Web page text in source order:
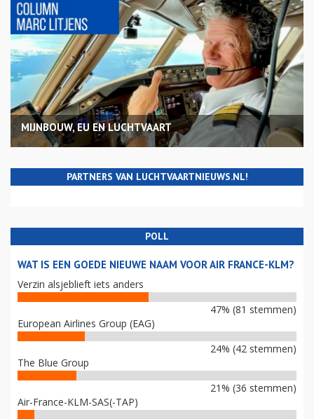
MIJNBOUW, EU EN LUCHTVAART
PARTNERS VAN LUCHTVAARTNIEUWS.NL!
POLL
WAT IS EEN GOEDE NIEUWE NAAM VOOR AIR FRANCE-KLM?
Verzin alsjeblieft iets anders
47% (81 stemmen)
European Airlines Group (EAG)
24% (42 stemmen)
The Blue Group
21% (36 stemmen)
Air-France-KLM-SAS(-TAP)